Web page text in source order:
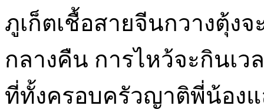
ภูเก็ตเชื้อสายจีนกวางตุ้ง
กลางคืน การไหว้จะกินเ
ที่ทั้งครอบครัวญาติพี่น้อง